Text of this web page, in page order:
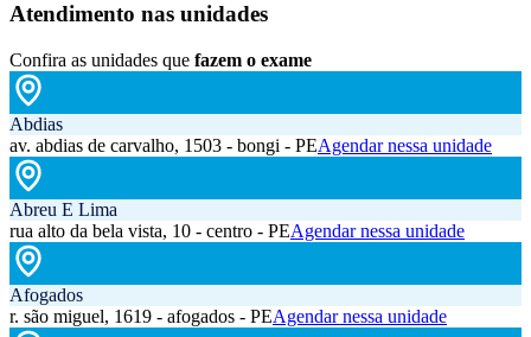
Atendimento nas unidades
Confira as unidades que fazem o exame
Abdias
av. abdias de carvalho, 1503 - bongi - PEAgendar nessa unidade
Abreu E Lima
rua alto da bela vista, 10 - centro - PEAgendar nessa unidade
Afogados
r. são miguel, 1619 - afogados - PEAgendar nessa unidade